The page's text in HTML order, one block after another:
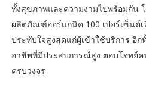
ทั้งสุขภาพและความงามไปพร้อมกัน
ผลิตภัณฑ์ออร์แกนิค 100 เปอร์เซ็นต์
ประทับใจสูงสุดแก่ผู้เข้าใช้บริการ อี
อาชีพที่มีประสบการณ์สูง ตอบโจทย์
ครบวงจร